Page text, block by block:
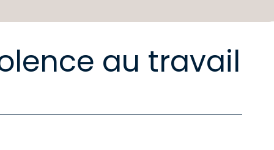
au travail